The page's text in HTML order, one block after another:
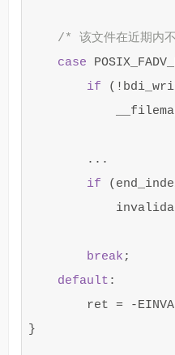
/* 该文件在近期内
case
if
( !
...
if
(
break ;
default :
ret = -
}